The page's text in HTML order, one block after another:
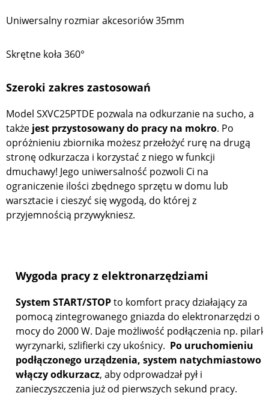
Uniwersalny rozmiar akcesoriów 35mm
Skrętne koła 360°
Szeroki zakres zastosowań
Model SXVC25PTDE pozwala na odkurzanie na sucho, a
także jest przystosowany do pracy na mokro. Po
opróżnieniu zbiornika możesz przełożyć rurę na drugą
stronę odkurzacza i korzystać z niego w funkcji
dmuchawy! Jego uniwersalność pozwoli Ci na
ograniczenie ilości zbędnego sprzętu w domu lub
warsztacie i cieszyć się wygodą, do której z
przyjemnością przywykniesz.
Wygoda pracy z elektronarzędziami
System START/STOPto komfort pracy działający za
pomocą zintegrowanego gniazda do elektronarzędzi o
mocy do 2000 W. Daje możliwość podłączenia np.
wyrzynarki, szlifierki czy ukośnicy. Po uruchomieniu
podłączonego urządzenia, system natychmiastowo
włączy odkurzacz, aby odprowadzał pył i
zanieczyszczenia już od pierwszych sekund pracy.